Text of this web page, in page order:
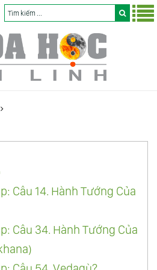
Câu 14. Hành Tướng Của
Câu 34. Hành Tướng Của